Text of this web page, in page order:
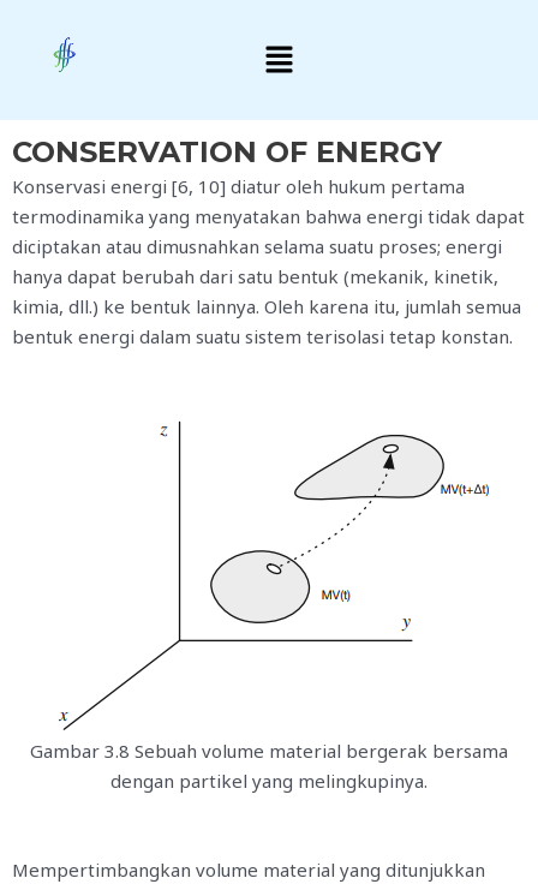
content
Menu
CONSERVATION OF ENERGY
Konservasi energi [6, 10] diatur oleh hukum pertama
termodinamika yang menyatakan bahwa energi tidak dapat
diciptakan atau dimusnahkan selama suatu proses; energi
hanya dapat berubah dari satu bentuk (mekanik, kinetik,
kimia, dll.) ke bentuk lainnya. Oleh karena itu, jumlah semua
bentuk energi dalam suatu sistem terisolasi tetap konstan.
Gambar 3.8 Sebuah volume material bergerak bersama
dengan partikel yang melingkupinya.
Mempertimbangkan volume material yang ditunjukkan